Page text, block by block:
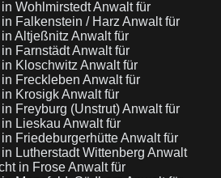
WohlmirstedtAnwalt für
Falkenstein / Harz Anwalt für
Altjeßnitz Anwalt für
FarnstädtAnwalt für
Kloschwitz Anwalt für
Freckleben Anwalt für
KrosigkAnwalt für
Freyburg (Unstrut)Anwalt für
Lieskau Anwalt für
FriedeburgerhütteAnwalt für
Lutherstadt Wittenberg Anwalt
in FroseAnwalt für